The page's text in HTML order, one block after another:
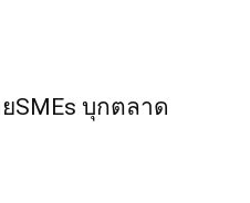
SMEs บุกตลาด